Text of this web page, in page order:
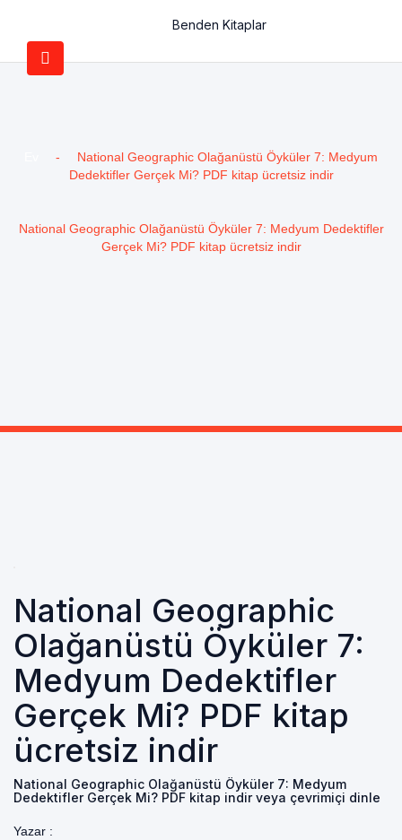
Benden Kitaplar
-
National Geographic Olağanüstü Öyküler 7: Medyum
Dedektifler Gerçek Mi? PDF kitap ücretsiz indir
National Geographic Olağanüstü Öyküler 7: Medyum Dedektifler
Gerçek Mi? PDF kitap ücretsiz indir
National Geographic
Olağanüstü Öyküler 7:
Medyum Dedektifler
Gerçek Mi? PDF kitap
ücretsiz indir
National Geographic Olağanüstü Öyküler 7: Medyum
Dedektifler Gerçek Mi? PDF kitap indir veya çevrimiçi dinle
Yazar :